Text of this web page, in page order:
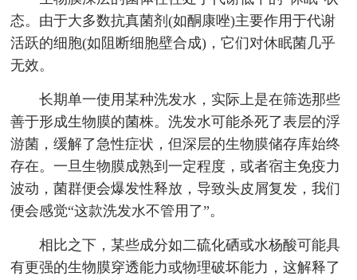
态。由于大多数抗真菌剂(如酮康唑)主要作用于代谢
活跃的细胞(如阻断细胞壁合成)，它们对休眠菌几乎
无效。
长期单一使用某种洗发水，实际上是在筛选那些
善于形成生物膜的菌株。洗发水可能杀死了表层的浮
游菌，缓解了急性症状，但深层的生物膜储存库始终
存在。一旦生物膜成熟到一定程度，或者宿主免疫力
波动，菌群便会爆发性释放，导致头皮屑复发，我们
便会感觉“这款洗发水不管用了”。
相比之下，某些成分如二硫化硒或水杨酸可能具
有更强的生物膜穿透能力或物理破坏能力，这解释了